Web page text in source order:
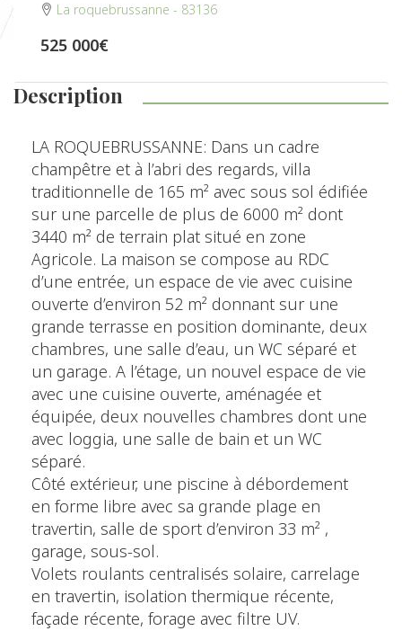
La roquebrussanne - 83136
525 000€
Description
LA ROQUEBRUSSANNE: Dans un cadre
champêtre et à l’abri des regards, villa
traditionnelle de 165 m² avec sous sol édifiée
sur une parcelle de plus de 6000 m² dont
3440 m² de terrain plat situé en zone
Agricole. La maison se compose au RDC
d’une entrée, un espace de vie avec cuisine
ouverte d’environ 52 m² donnant sur une
grande terrasse en position dominante, deux
chambres, une salle d’eau, un WC séparé et
un garage. A l’étage, un nouvel espace de vie
avec une cuisine ouverte, aménagée et
équipée, deux nouvelles chambres dont une
avec loggia, une salle de bain et un WC
séparé.
Côté extérieur, une piscine à débordement
en forme libre avec sa grande plage en
travertin, salle de sport d’environ 33 m² ,
garage, sous-sol.
Volets roulants centralisés solaire, carrelage
en travertin, isolation thermique récente,
façade récente, forage avec filtre UV.